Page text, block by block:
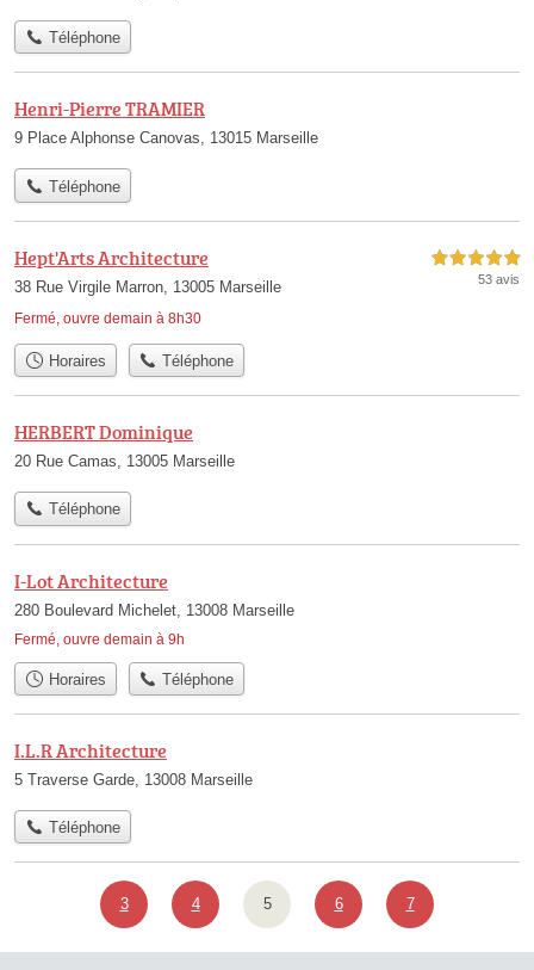
Téléphone
Henri-Pierre TRAMIER
9 Place Alphonse Canovas, 13015 Marseille
Téléphone
Hept'Arts Architecture
38 Rue Virgile Marron, 13005 Marseille
Fermé, ouvre demain à 8h30
5,0 étoiles sur 5
53 avis
Horaires Téléphone
HERBERT Dominique
20 Rue Camas, 13005 Marseille
Téléphone
I-Lot Architecture
280 Boulevard Michelet, 13008 Marseille
Fermé, ouvre demain à 9h
Horaires Téléphone
I.L.R Architecture
5 Traverse Garde, 13008 Marseille
Téléphone
3 4 5 6 7